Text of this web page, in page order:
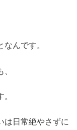
んです。
は日常絶やさずに